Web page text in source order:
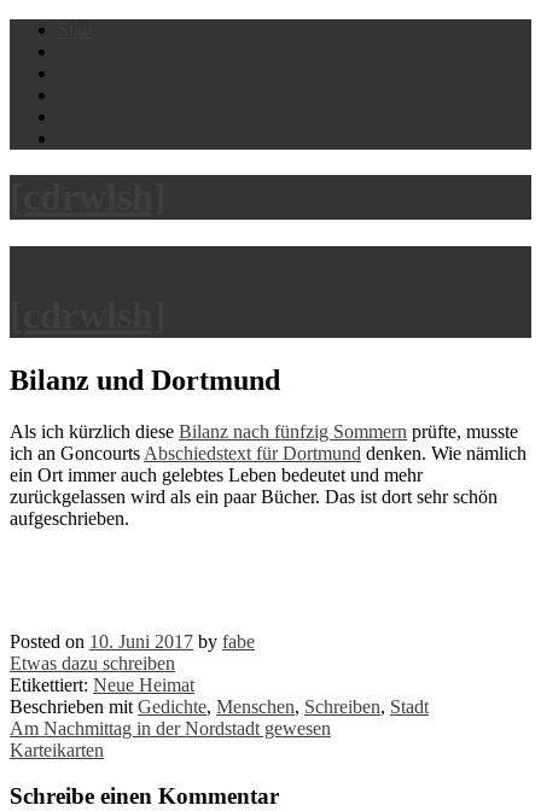
Skip
content
Bilanz und Dortmund
Als ich kürzlich diese Bilanz nach fünfzig Sommern prüfte, musste
ich an Goncourts Abschiedstext für Dortmund denken. Wie nämlich
ein Ort immer auch gelebtes Leben bedeutet und mehr
zurückgelassen wird als ein paar Bücher. Das ist dort sehr schön
aufgeschrieben.
Posted on 10. Juni 2017 by fabe
Etwas dazu schreiben
Etikettiert: Neue Heimat
Beschrieben mit Gedichte, Menschen, Schreiben, Stadt
Post
navigation
Am Nachmittag in der Nordstadt gewesen
Karteikarten
Schreibe einen Kommentar